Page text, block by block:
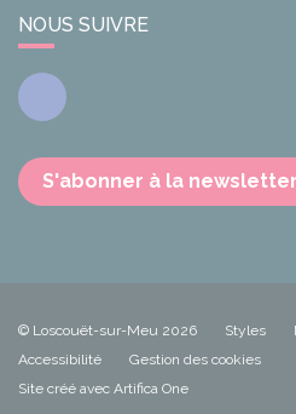
NOUS SUIVRE
Facebook
S'abonner à la newsletter
© Loscouët-sur-Meu 2026 Styles
Accessibilité
Gestion des cookies
Site créé avec Artifica One